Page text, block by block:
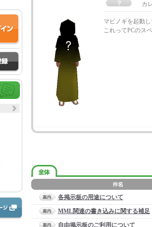
カ
マビノギを起動
これってPCのス
各掲示板の用途について
MML関連の書き込みに関する補足
自由掲示板のご利用について